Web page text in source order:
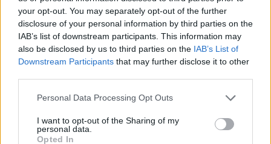
your opt-out. You may separately opt-out of the further
disclosure of your personal information by third parties on the
IAB’s list of downstream participants. This information may
also be disclosed by us to third parties on the IAB’s List of
Downstream Participants that may further disclose it to other
Personal Data Processing Opt Outs
I want to opt-out of the Sharing of my
personal data.
Opted In
Societat
“Escòcia és un país de contradiccions:
salvatge i profundament intel·lectual”
22 de juny de 2026
DEIXA UNA RESPOSTA